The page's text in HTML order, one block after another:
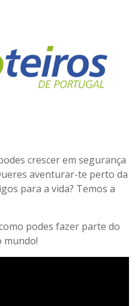
crescer em segurança
aventurar-te perto da
para a vida? Temos a
podes fazer parte do
mundo!